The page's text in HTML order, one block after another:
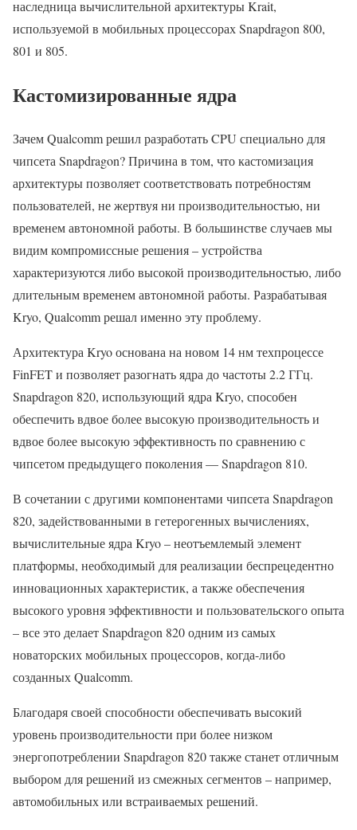
наследница вычислительной архитектуры Krait,
используемой в мобильных процессорах Snapdragon 800,
801 и 805.
Кастомизированные ядра
Зачем Qualcomm решил разработать CPU специально для
чипсета Snapdragon? Причина в том, что кастомизация
архитектуры позволяет соответствовать потребностям
пользователей, не жертвуя ни производительностью, ни
временем автономной работы. В большинстве случаев мы
видим компромиссные решения – устройства
характеризуются либо высокой производительностью, либо
длительным временем автономной работы. Разрабатывая
Kryo, Qualcomm решал именно эту проблему.
Архитектура Kryo основана на новом 14 нм техпроцессе
FinFET и позволяет разогнать ядра до частоты 2.2 ГГц.
Snapdragon 820, использующий ядра Kryo, способен
обеспечить вдвое более высокую производительность и
вдвое более высокую эффективность по сравнению с
чипсетом предыдущего поколения — Snapdragon 810.
В сочетании с другими компонентами чипсета Snapdragon
820, задействованными в гетерогенных вычислениях,
вычислительные ядра Kryo – неотъемлемый элемент
платформы, необходимый для реализации беспрецедентно
инновационных характеристик, а также обеспечения
высокого уровня эффективности и пользовательского опыта
– все это делает Snapdragon 820 одним из самых
новаторских мобильных процессоров, когда-либо
созданных Qualcomm.
Благодаря своей способности обеспечивать высокий
уровень производительности при более низком
энергопотреблении Snapdragon 820 также станет отличным
выбором для решений из смежных сегментов – например,
автомобильных или встраиваемых решений.